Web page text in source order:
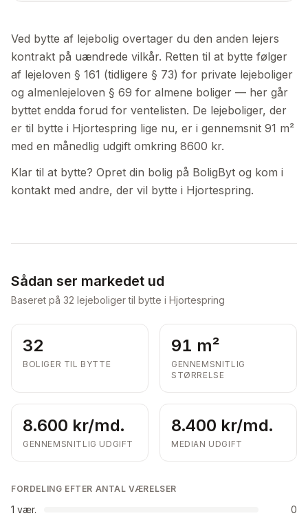
Ved bytte af lejebolig overtager du den anden lejers
kontrakt på uændrede vilkår. Retten til at bytte følger
af lejeloven § 161 (tidligere § 73) for private lejeboliger
og almenlejeloven § 69 for almene boliger — her går
byttet endda forud for ventelisten. De lejeboliger, der
er til bytte i Hjortespring lige nu, er i gennemsnit 91 m²
med en månedlig udgift omkring 8600 kr.
Klar til at bytte? Opret din bolig på BoligByt og kom i
kontakt med andre, der vil bytte i Hjortespring.
Sådan ser markedet ud
Baseret på 32 lejeboliger til bytte i Hjortespring
32
BOLIGER TIL BYTTE
91 m²
GENNEMSNITLIG
STØRRELSE
8.600 kr/md.
GENNEMSNITLIG UDGIFT
8.400 kr/md.
MEDIAN UDGIFT
FORDELING EFTER ANTAL VÆRELSER
1 vær. 0